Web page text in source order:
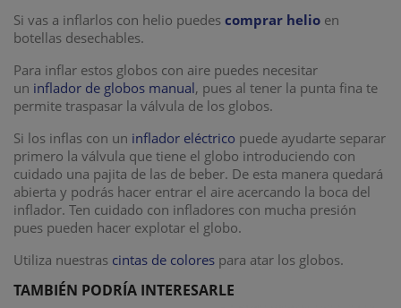
Si vas a inflarlos con helio puedes comprar helio en
botellas desechables.
Para inflar estos globos con aire puedes necesitar
un inflador de globos manual, pues al tener la punta fina te
permite traspasar la válvula de los globos.
Si los inflas con un inflador eléctrico puede ayudarte separar
primero la válvula que tiene el globo introduciendo con
cuidado una pajita de las de beber. De esta manera quedará
abierta y podrás hacer entrar el aire acercando la boca del
inflador. Ten cuidado con infladores con mucha presión
pues pueden hacer explotar el globo.
Utiliza nuestras cintas de colores para atar los globos.
TAMBIÉN PODRÍA INTERESARLE